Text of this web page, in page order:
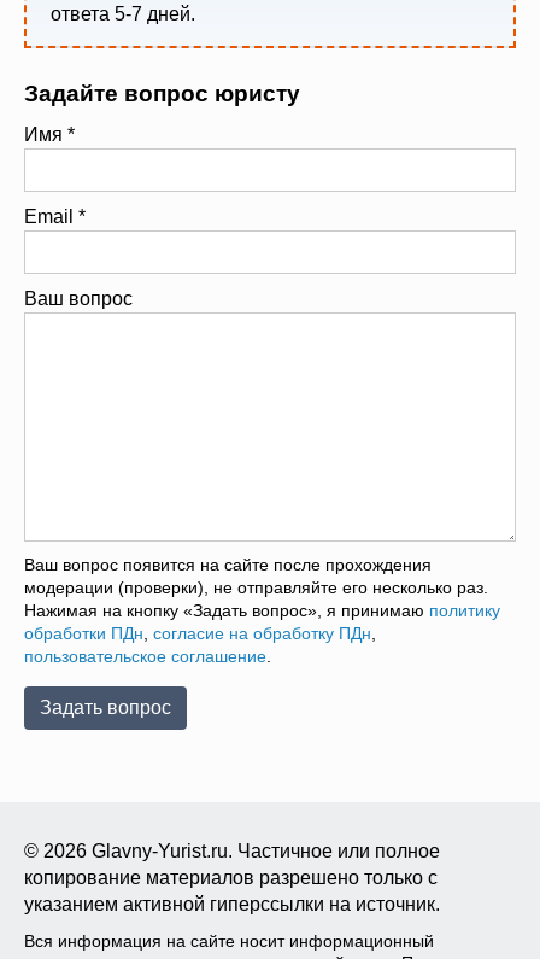
ответа 5-7 дней.
Задайте вопрос юристу
Имя *
Email *
Ваш вопрос
Ваш вопрос появится на сайте после прохождения
модерации (проверки), не отправляйте его несколько раз.
Нажимая на кнопку «Задать вопрос», я принимаю политику
обработки ПДн, согласие на обработку ПДн,
пользовательское соглашение.
© 2026 Glavny-Yurist.ru. Частичное или полное
копирование материалов разрешено только с
указанием активной гиперссылки на источник.
Вся информация на сайте носит информационный